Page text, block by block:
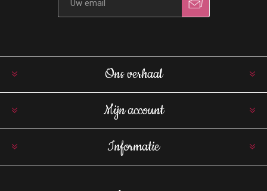
Ons verhaal
Mijn account
Informatie